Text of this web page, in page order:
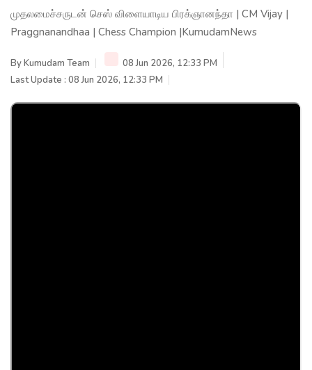
முதலமைச்சருடன் செஸ் விளையாடிய பிரக்ஞானந்தா | CM Vijay |
Praggnanandhaa | Chess Champion |KumudamNews
ByKumudam Team
08 Jun 2026, 12:33 PM
Last Update : 08 Jun 2026, 12:33 PM